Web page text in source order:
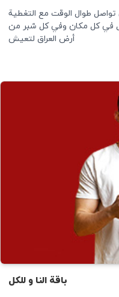
تواصل طوال الوقت مع التغطية
في كل مكان وفي كل شبر من
أرض العراق لتعيش
باقة النا و للكل